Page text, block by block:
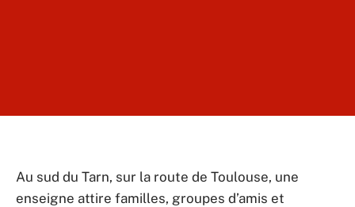
Au sud du Tarn, sur la route de Toulouse, une
enseigne attire familles, groupes d’amis et